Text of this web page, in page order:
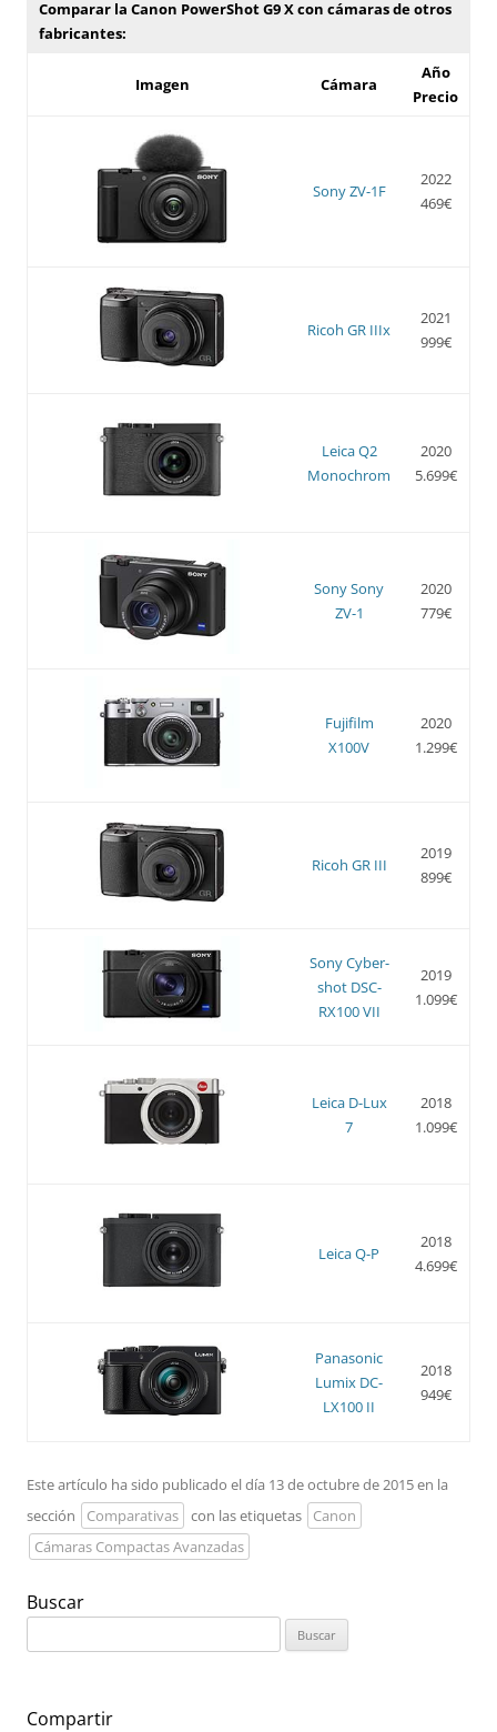
Comparar la Canon PowerShot G9 X con cámaras de otros
fabricantes:
Imagen Cámara
Año
Precio
Sony ZV-1F
2022
469€
Ricoh GR IIIx
2021
999€
Leica Q2
Monochrom
2020
5.699€
Sony Sony
ZV-1
2020
779€
Fujifilm
X100V
2020
1.299€
Ricoh GR III
2019
899€
Sony Cyber-
shot DSC-
RX100 VII
2019
1.099€
Leica D-Lux
7
2018
1.099€
Leica Q-P
2018
4.699€
Panasonic
Lumix DC-
LX100 II
2018
949€
Este artículo ha sido publicado el día 13 de octubre de 2015 en la
sección
Comparativas con las etiquetas
Canon
Cámaras Compactas Avanzadas
Buscar
Compartir